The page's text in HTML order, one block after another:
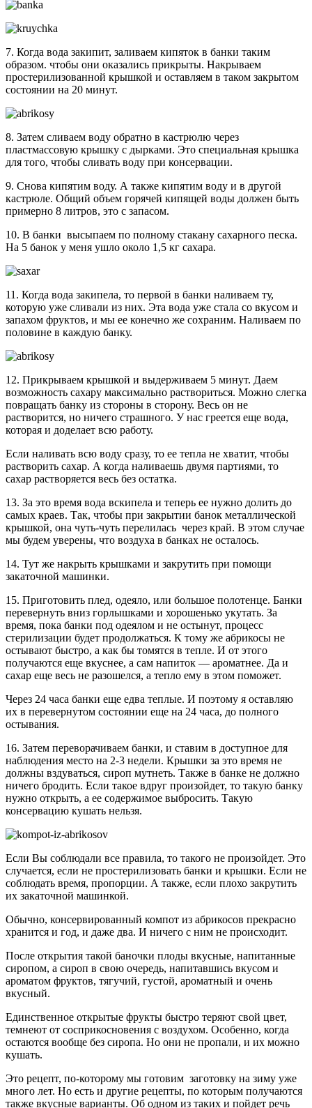
7. Когда вода закипит, заливаем кипяток в банки таким
образом. чтобы они оказались прикрыты. Накрываем
простерилизованной крышкой и оставляем в таком закрытом
состоянии на 20 минут.
8. Затем сливаем воду обратно в кастрюлю через
пластмассовую крышку с дырками. Это специальная крышка
для того, чтобы сливать воду при консервации.
9. Снова кипятим воду. А также кипятим воду и в другой
кастрюле. Общий объем горячей кипящей воды должен быть
примерно 8 литров, это с запасом.
10. В банки высыпаем по полному стакану сахарного песка.
На 5 банок у меня ушло около 1,5 кг сахара.
11. Когда вода закипела, то первой в банки наливаем ту,
которую уже сливали из них. Эта вода уже стала со вкусом и
запахом фруктов, и мы ее конечно же сохраним. Наливаем по
половине в каждую банку.
12. Прикрываем крышкой и выдерживаем 5 минут. Даем
возможность сахару максимально раствориться. Можно слегка
повращать банку из стороны в сторону. Весь он не
растворится, но ничего страшного. У нас греется еще вода,
которая и доделает всю работу.
Если наливать всю воду сразу, то ее тепла не хватит, чтобы
растворить сахар. А когда наливаешь двумя партиями, то
сахар растворяется весь без остатка.
13. За это время вода вскипела и теперь ее нужно долить до
самых краев. Так, чтобы при закрытии банок металлической
крышкой, она чуть-чуть перелилась через край. В этом случае
мы будем уверены, что воздуха в банках не осталось.
14. Тут же накрыть крышками и закрутить при помощи
закаточной машинки.
15. Приготовить плед, одеяло, или большое полотенце. Банки
перевернуть вниз горлышками и хорошенько укутать. За
время, пока банки под одеялом и не остынут, процесс
стерилизации будет продолжаться. К тому же абрикосы не
остывают быстро, а как бы томятся в тепле. И от этого
получаются еще вкуснее, а сам напиток — ароматнее. Да и
сахар еще весь не разошелся, а тепло ему в этом поможет.
Через 24 часа банки еще едва теплые. И поэтому я оставляю
их в перевернутом состоянии еще на 24 часа, до полного
остывания.
16. Затем переворачиваем банки, и ставим в доступное для
наблюдения место на 2-3 недели. Крышки за это время не
должны вздуваться, сироп мутнеть. Также в банке не должно
ничего бродить. Если такое вдруг произойдет, то такую банку
нужно открыть, а ее содержимое выбросить. Такую
консервацию кушать нельзя.
Если Вы соблюдали все правила, то такого не произойдет. Это
случается, если не простерилизовать банки и крышки. Если не
соблюдать время, пропорции. А также, если плохо закрутить
их закаточной машинкой.
Обычно, консервированный компот из абрикосов прекрасно
хранится и год, и даже два. И ничего с ним не происходит.
После открытия такой баночки плоды вкусные, напитанные
сиропом, а сироп в свою очередь, напитавшись вкусом и
ароматом фруктов, тягучий, густой, ароматный и очень
вкусный.
Единственное открытые фрукты быстро теряют свой цвет,
темнеют от сосприкосновения с воздухом. Особенно, когда
остаются вообще без сиропа. Но они не пропали, и их можно
кушать.
Это рецепт, по-которому мы готовим заготовку на зиму уже
много лет. Но есть и другие рецепты, по которым получаются
также вкусные варианты. Об одном из таких и пойдет речь